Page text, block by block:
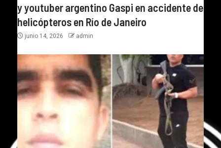
y youtuber argentino Gaspi en accidente de
helicópteros en Río de Janeiro
junio 14, 2026 admin